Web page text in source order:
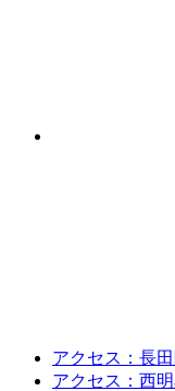
アクセス：長
アクセス：西